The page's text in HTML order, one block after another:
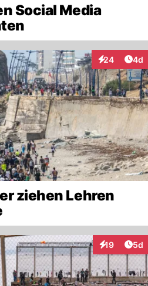
Social Media
24
Interaktionen
4d
ziehen Lehren
19
Interaktionen
5d